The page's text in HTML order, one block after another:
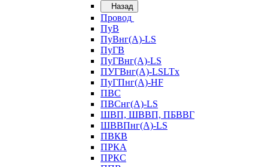
Назад
Провод
ПуВ
ПуВнг(А)-LS
ПуГВ
ПуГВнг(А)-LS
ПУГВнг(А)-LSLTx
ПуГПнг(А)-HF
ПВС
ПВСнг(А)-LS
ШВП, ШВВП, ПБВВГ
ШВВПнг(А)-LS
ПВКВ
ПРКА
ПРКС